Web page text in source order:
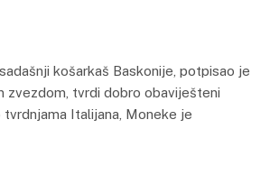
košarkaš Baskonije, potpisao je
zvezdom, tvrdi dobro obaviješteni
tvrdnjama Italijana, Moneke je